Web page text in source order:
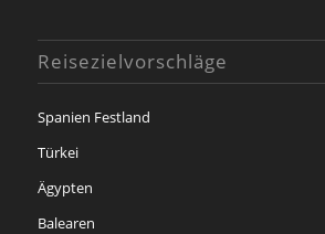
Reisezielvorschläge
Spanien Festland
Türkei
Ägypten
Balearen